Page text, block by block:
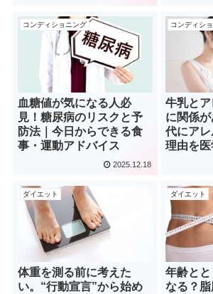
コンディショニング
血糖値が気になる人必
見！糖尿病のリスクと予
防法｜今日からできる食
事・運動アドバイス
2025.12.18
コンディシ
牛乳と
に関係
代にア
理由を
ダイエット
体重を測る前に考えた
い。“行動宣言”から始め
ダイエット
年齢とと
なる？